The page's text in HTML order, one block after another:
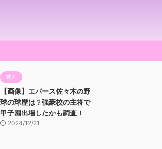
芸人
【画像】エバース佐々木の野
球の球歴は？強豪校の主将で
甲子園出場したかも調査！
2024/12/21